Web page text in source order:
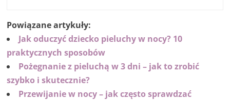
Powiązane artykuły:
Jak oduczyć dziecko pieluchy w nocy? 10
praktycznych sposobów
Pożegnanie z pieluchą w 3 dni – jak to zrobić
szybko i skutecznie?
Przewijanie w nocy – jak często sprawdzać